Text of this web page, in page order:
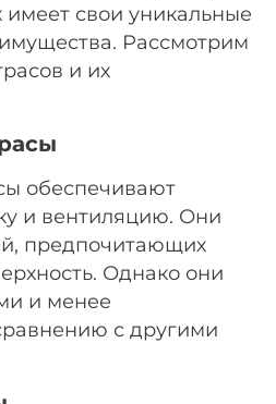
свои уникальные
Рассмотрим
и их
обеспечивают
и вентиляцию. Они
предпочитающих
Однако они
и менее
с другими